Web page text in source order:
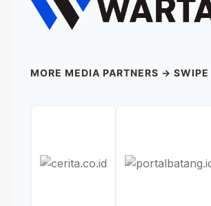
MORE MEDIA PARTNERS → SWIPE